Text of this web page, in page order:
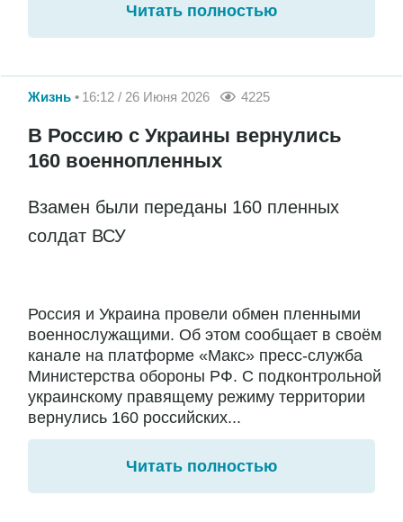
Читать полностью
Жизнь 16:12 / 26 Июня 2026 4225
В Россию с Украины вернулись
160 военнопленных
Взамен были переданы 160 пленных
солдат ВСУ
Россия и Украина провели обмен пленными
военнослужащими. Об этом сообщает в своём
канале на платформе «Макс» пресс-служба
Министерства обороны РФ. С подконтрольной
украинскому правящему режиму территории
вернулись 160 российских...
Читать полностью